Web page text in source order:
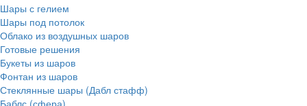
Шары с гелием
Шары под потолок
Облако из воздушных шаров
Готовые решения
Букеты из шаров
Фонтан из шаров
Стеклянные шары (Дабл стафф)
Баблс (сфера)